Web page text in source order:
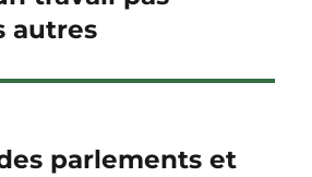
autres
parlements et